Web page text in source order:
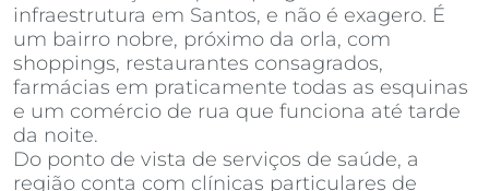
infraestrutura em Santos, e não é exagero. É
um bairro nobre, próximo da orla, com
shoppings, restaurantes consagrados,
farmácias em praticamente todas as esquinas
e um comércio de rua que funciona até tarde
da noite.
Do ponto de vista de serviços de saúde, a
região conta com clínicas particulares de